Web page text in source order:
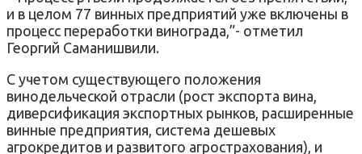
и в целом 77 винных предприятий уже включены в
процесс переработки винограда,”- отметил
Георгий Саманишвили.
С учетом существующего положения
винодельческой отрасли (рост экспорта вина,
диверсификация экспортных рынков, расширенные
винные предприятия, система дешевых
агрокредитов и развитого агрострахования), и